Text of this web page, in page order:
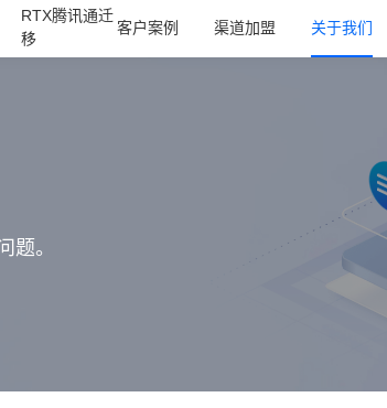
RTX腾讯通迁
移
客户案例 渠道加盟 关于我们
题。